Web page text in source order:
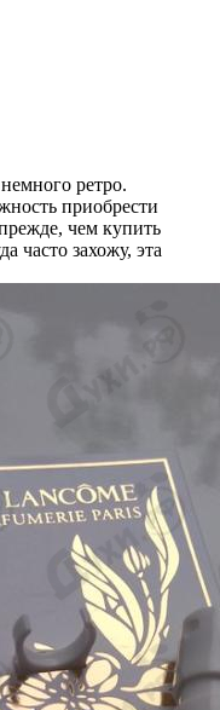
ретро.
приобрести
чем купить
часто захожу, эта